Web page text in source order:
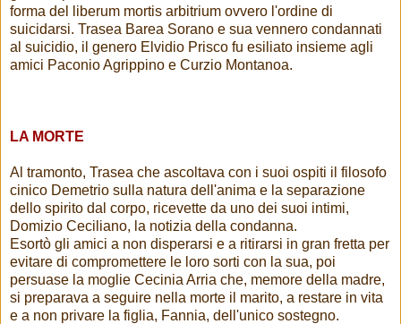
forma del liberum mortis arbitrium ovvero l'ordine di
suicidarsi. Trasea Barea Sorano e sua vennero condannati
al suicidio, il genero Elvidio Prisco fu esiliato insieme agli
amici Paconio Agrippino e Curzio Montanoa.
LA MORTE
Al tramonto, Trasea che ascoltava con i suoi ospiti il filosofo
cinico Demetrio sulla natura dell'anima e la separazione
dello spirito dal corpo, ricevette da uno dei suoi intimi,
Domizio Ceciliano, la notizia della condanna.
Esortò gli amici a non disperarsi e a ritirarsi in gran fretta per
evitare di compromettere le loro sorti con la sua, poi
persuase la moglie Cecinia Arria che, memore della madre,
si preparava a seguire nella morte il marito, a restare in vita
e a non privare la figlia, Fannia, dell'unico sostegno.